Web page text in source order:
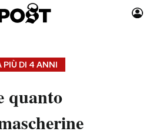
Moda
Consumismi
PIÙ DI 4 ANNI
quanto